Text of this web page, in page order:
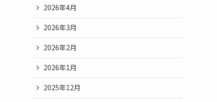
2026年4月
2026年3月
2026年2月
2026年1月
2025年12月